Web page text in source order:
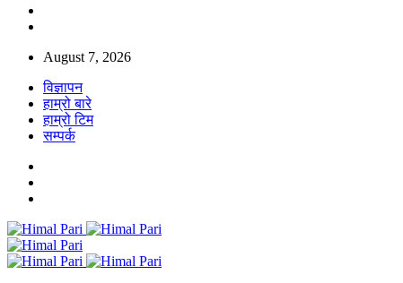
August 7, 2026
विज्ञापन
हाम्रो बारे
हाम्रो टिम
सम्पर्क